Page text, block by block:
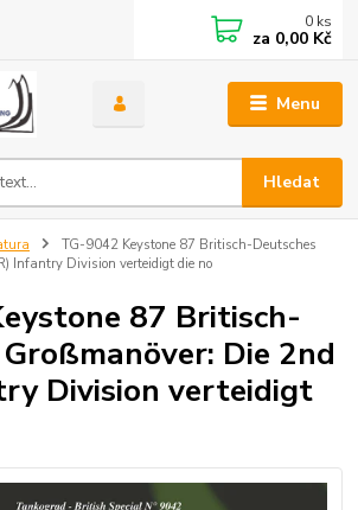
Menu
Hledat
0 ks
za 0,00 Kč
TG-9042 Keystone 87 Britisch-Deutsches
Infantry Division verteidigt die no
87 Britisch-
Die 2nd
Division verteidigt